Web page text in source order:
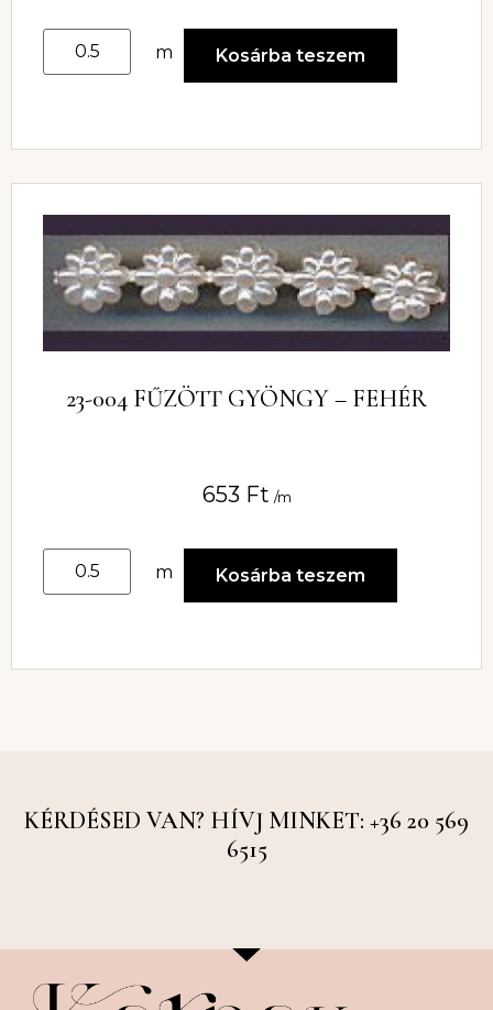
m Kosárba teszem
23-004 FŰZÖTT GYÖNGY – FEHÉR
653 Ft /m
m Kosárba teszem
KÉRDÉSED VAN? HÍVJ MINKET: +36 20 569
6515